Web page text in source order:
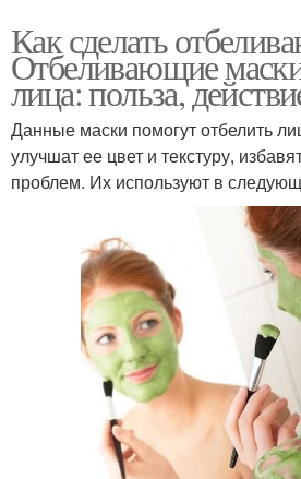
Как сделать
Отбеливающие
лица: польза,
Данные маски помогут отбелить
улучшат ее цвет и текстуру,
проблем. Их используют в